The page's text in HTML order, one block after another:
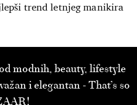
trend letnjeg manikira
modnih, beauty, lifestyle
i elegantan - That’s so